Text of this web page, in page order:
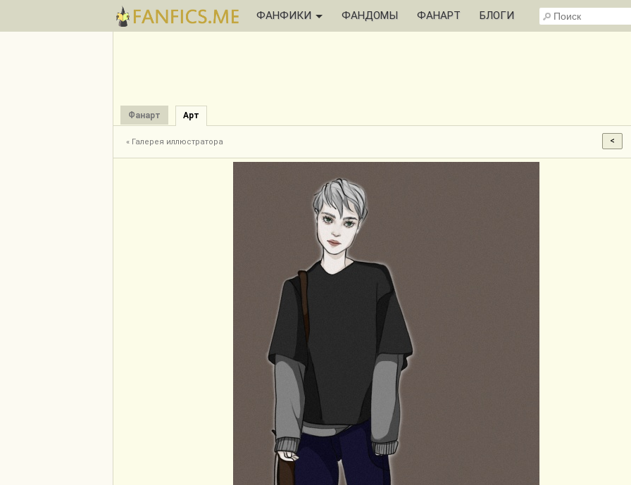
ФАНФИКИ ФАНДОМЫ ФАНАРТ БЛОГИ
Фанарт Арт
« Галерея иллюстратора